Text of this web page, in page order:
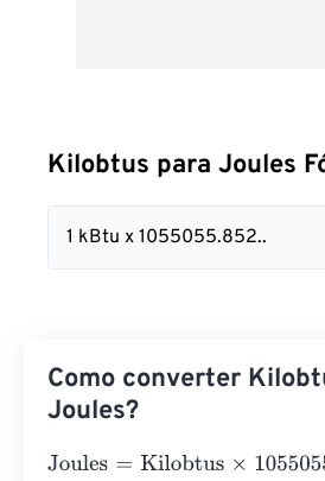
Kilobtus para Joules
1 kBtu x 1055055.852..
Como converter
Joules?
Joules= Kilobtus×